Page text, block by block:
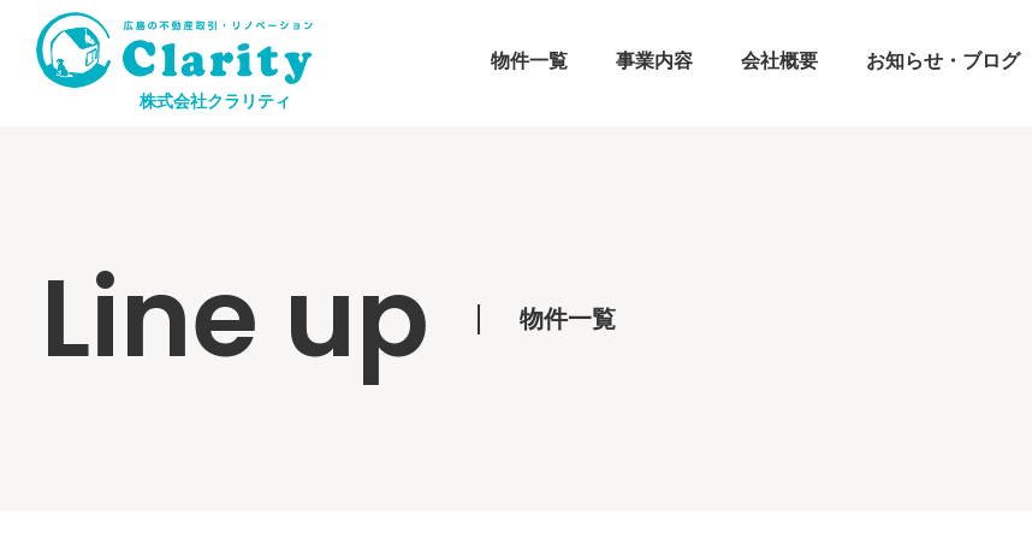
株式会社クラリティ
物件一覧 事業内容 会社概要 お知らせ・ブログ
Line up 物件一覧